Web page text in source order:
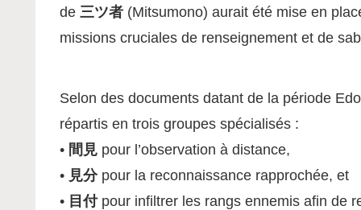
de 三ツ者 (Mitsumono) aurait été mise en
missions cruciales de renseignement et de
Selon des documents datant de la période
répartis en trois groupes spécialisés :
• 間見 pour l’observation à distance,
• 見分pour la reconnaissance rapprochée, et
• 目付pour infiltrer les rangs ennemis afin de